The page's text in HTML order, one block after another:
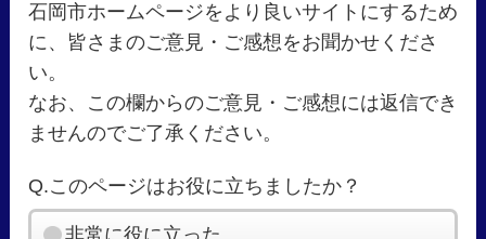
石岡市ホームページをより良いサイトにするため
に、皆さまのご意見・ご感想をお聞かせくださ
い。
なお、この欄からのご意見・ご感想には返信でき
ませんのでご了承ください。
Q.このページはお役に立ちましたか？
非常に役に立った